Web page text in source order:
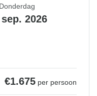
sep. 2026
€1.675 per persoon